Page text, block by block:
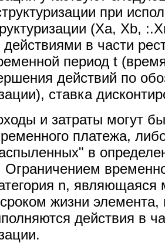
при
(Хa, Хb,
в части
период t
действий по
ставка
и затраты могут
платежа,
в
Ограничением
n, являющаяся
жизни элемента,
действия в